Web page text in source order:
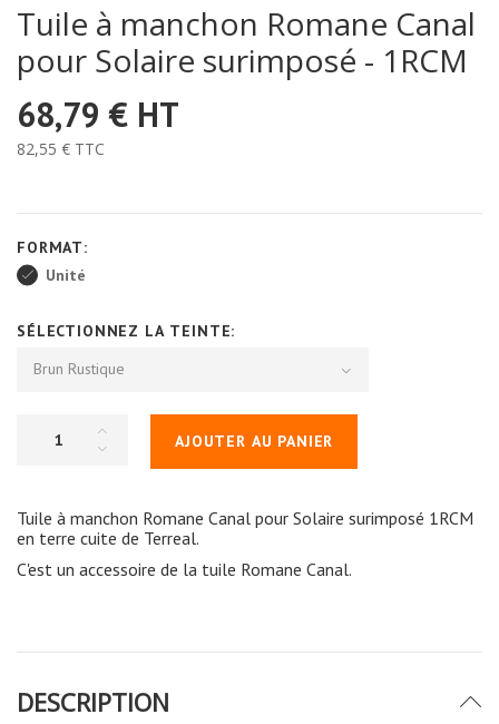
Tuile à manchon Romane Canal
pour Solaire surimposé - 1RCM
68,79 € HT
82,55 € TTC
FORMAT:
Unité
SÉLECTIONNEZ LA TEINTE:
Brun Rustique
AJOUTER AU PANIER
Tuile à manchon Romane Canal pour Solaire surimposé 1RCM
en terre cuite de Terreal.
C'est un accessoire de la tuile Romane Canal.
DESCRIPTION